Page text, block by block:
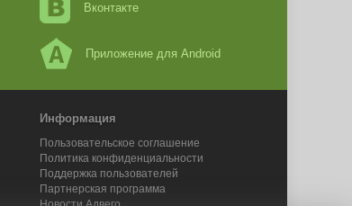
Вконтакте
Приложение для Android
Информация
Пользовательское соглашение
Политика конфиденциальности
Поддержка пользователей
Партнерская программа